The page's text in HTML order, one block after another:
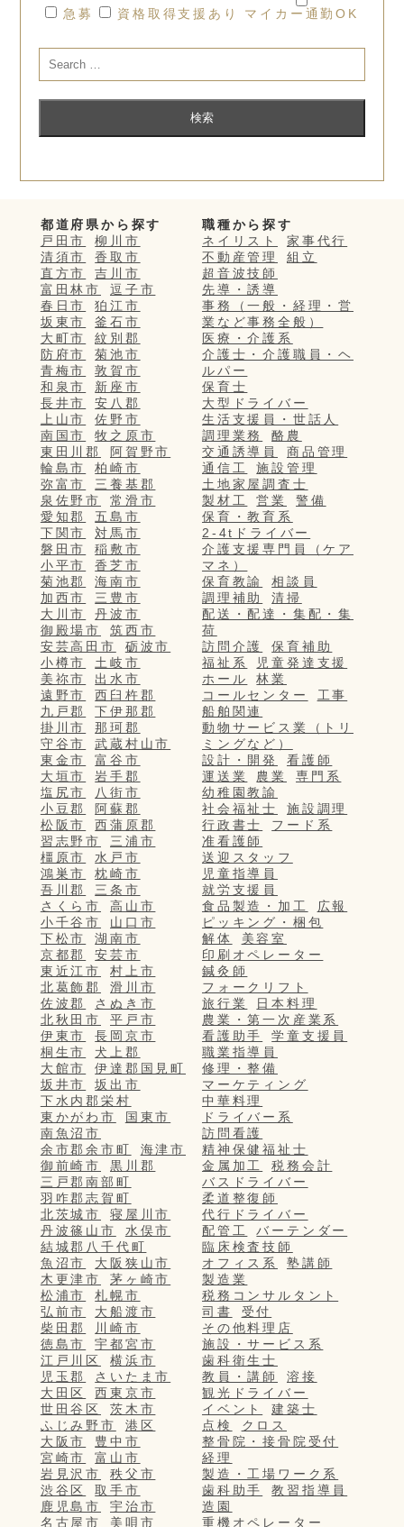
急募 資格取得支援あり マイカー通勤OK
都道府県から探す
戸田市
柳川市
清須市
香取市
直方市
吉川市
富田林市
逗子市
春日市
狛江市
坂東市
釜石市
大町市
紋別郡
防府市
菊池市
青梅市
敦賀市
和泉市
新座市
長井市
安八郡
上山市
佐野市
南国市
牧之原市
東田川郡
阿賀野市
輪島市
柏崎市
弥富市
三養基郡
泉佐野市
常滑市
愛知郡
五島市
下関市
対馬市
磐田市
稲敷市
小平市
香芝市
菊池郡
海南市
加西市
三豊市
大川市
丹波市
御殿場市
筑西市
安芸高田市
砺波市
小樽市
土岐市
美祢市
出水市
遠野市
西臼杵郡
九戸郡
下伊那郡
掛川市
那珂郡
守谷市
武蔵村山市
東金市
富谷市
大垣市
岩手郡
塩尻市
八街市
小豆郡
阿蘇郡
松阪市
西蒲原郡
習志野市
三浦市
橿原市
水戸市
鴻巣市
枕崎市
吾川郡
三条市
さくら市
高山市
小千谷市
山口市
下松市
湖南市
京都郡
安芸市
東近江市
村上市
北葛飾郡
滑川市
佐波郡
さぬき市
北秋田市
平戸市
伊東市
長岡京市
桐生市
犬上郡
大館市
伊達郡国見町
坂井市
坂出市
下水内郡栄村
東かがわ市
国東市
南魚沼市
余市郡余市町
海津市
御前崎市
黒川郡
三戸郡南部町
羽咋郡志賀町
北茨城市
寝屋川市
丹波篠山市
水俣市
結城郡八千代町
魚沼市
大阪狭山市
木更津市
茅ヶ崎市
松浦市
札幌市
弘前市
大船渡市
柴田郡
川崎市
徳島市
宇都宮市
江戸川区
横浜市
児玉郡
さいたま市
大田区
西東京市
世田谷区
茨木市
ふじみ野市
港区
大阪市
豊中市
宮崎市
富山市
岩見沢市
秩父市
渋谷区
取手市
鹿児島市
宇治市
名古屋市
美唄市
職種から探す
ネイリスト
家事代行
不動産管理
組立
超音波技師
先導・誘導
事務（一般・経理・営
業など事務全般）
医療・介護系
介護士・介護職員・ヘ
ルパー
保育士
大型ドライバー
生活支援員・世話人
調理業務
酪農
交通誘導員
商品管理
通信工
施設管理
土地家屋調査士
製材工
営業
警備
保育・教育系
2-4tドライバー
介護支援専門員（ケア
マネ）
保育教諭
相談員
調理補助
清掃
配送・配達・集配・集
荷
訪問介護
保育補助
福祉系
児童発達支援
ホール
林業
コールセンター
工事
船舶関連
動物サービス業（トリ
ミングなど）
設計・開発
看護師
運送業
農業
専門系
幼稚園教諭
社会福祉士
施設調理
行政書士
フード系
准看護師
送迎スタッフ
児童指導員
就労支援員
食品製造・加工
広報
ピッキング・梱包
解体
美容室
印刷オペレーター
鍼灸師
フォークリフト
旅行業
日本料理
農業・第一次産業系
看護助手
学童支援員
職業指導員
修理・整備
マーケティング
中華料理
ドライバー系
訪問看護
精神保健福祉士
金属加工
税務会計
バスドライバー
柔道整復師
代行ドライバー
配管工
バーテンダー
臨床検査技師
オフィス系
塾講師
製造業
税務コンサルタント
司書
受付
その他料理店
施設・サービス系
歯科衛生士
教員・講師
溶接
観光ドライバー
イベント
建築士
点検
クロス
整骨院・接骨院受付
経理
製造・工場ワーク系
歯科助手
教習指導員
造園
重機オペレーター